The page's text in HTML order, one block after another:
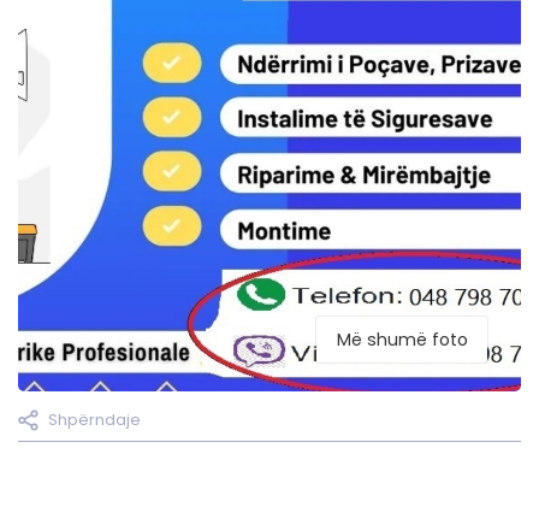
Më shumë foto
Shpërndaje